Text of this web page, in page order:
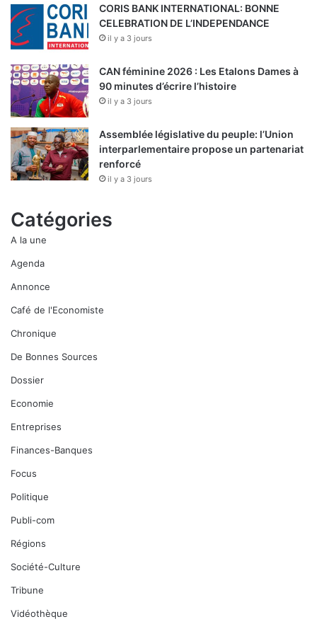
CORIS BANK INTERNATIONAL: BONNE
CELEBRATION DE L’INDEPENDANCE
il y a 3 jours
CAN féminine 2026 : Les Etalons Dames à
90 minutes d’écrire l’histoire
il y a 3 jours
Assemblée législative du peuple: l’Union
interparlementaire propose un partenariat
renforcé
il y a 3 jours
Catégories
A la une
Agenda
Annonce
Café de l'Economiste
Chronique
De Bonnes Sources
Dossier
Economie
Entreprises
Finances-Banques
Focus
Politique
Publi-com
Régions
Société-Culture
Tribune
Vidéothèque